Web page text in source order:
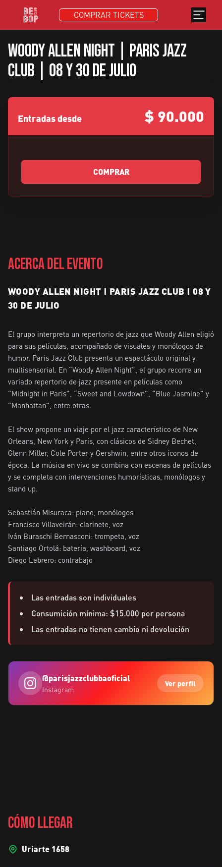
COMPRAR TICKETS
Woody Allen Night | Paris Jazz
Club | 08 y 30 de Julio
Entradas desde $ 90.000
COMPRAR
ACERCA DEL EVENTO
WOODY ALLEN NIGHT | PARIS JAZZ CLUB | 08 Y
30 DE JULIO
El grupo interpreta un repertorio de jazz que Woody Allen eligió
para sus películas, acompañado de visuales y monólogos de
humor. Paris Jazz Club presenta un espectáculo original y
multisensorial. En “Woody Allen Night”, el grupo recorre un
variado repertorio de jazz presente en películas como
“Midnight in Paris”, “Sweet and Lowdown”, “Blue Jasmine” y
“Manhattan”, entre otras.
El show propone un viaje por el jazz característico de New
Orleans, New York y París, con clásicos de Sidney Bechet,
Glenn Miller, Cole Porter y Gershwin, entre otros íconos de
época. La música en vivo se combina con escenas de películas
y se completa con intervenciones humorísticas, monólogos y
stand up.
Sebastián Misuraca: piano, monólogos
Francisco Villaveirán: clarinete, voz
Iván Buraschi Bernasconi: trompeta, voz
Santiago Ortolá: batería, washboard, voz
Diego Lebrero: contrabajo
Las entradas son individuales
Consumición mínima: $15.000 por persona
Las entradas no tienen cambio ni devolución
@parisjazzclubbaoficial
Instagram
Ver perfil
CÓMO LLEGAR
Uriarte 1658